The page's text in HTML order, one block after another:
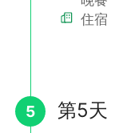
住宿
5 第5天